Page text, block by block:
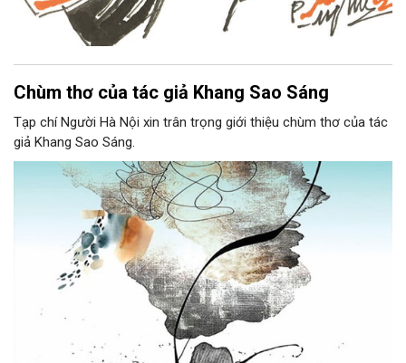
Chùm thơ của tác giả Khang Sao Sáng
Tạp chí Người Hà Nội xin trân trọng giới thiệu chùm thơ của tác
giả Khang Sao Sáng.